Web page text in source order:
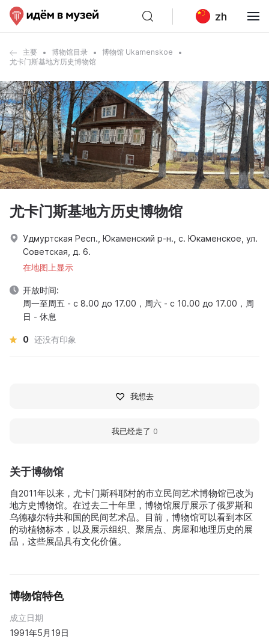
zh
主要 博物馆目录
博物馆 Ukamenskoe
尤卡门斯基地方历史博物馆
关于博物馆
自2011年以来，尤卡门斯科耶村的市立民间艺术博物馆已改为
地方史博物馆。在过去二十年里，博物馆展厅展示了俄罗斯和
乌德穆尔特共和国的民间艺术品。目前，博物馆可以看到本区
的动植物标本，以及展示组织、聚居点、房屋和地理历史的展
品，这些展品具有文化价值。
博物馆特色
成立日期
1991年5月19日
尤卡门斯基地方历史博物馆
Удмуртская Респ., Юкаменский р-н., с. Юкаменское, ул.
Советская, д. 6.
在地图上显示
开放时间:
周一至周五 - с 8.00 до 17.00，周六 - с 10.00 до 17.00，周
日 - 休息
0 还没有印象
我想去
我已经走了 0